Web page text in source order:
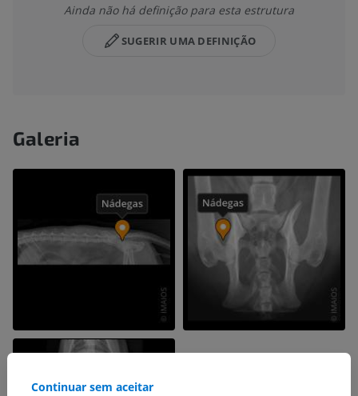
Ainda não há definição para esta estrutura
SUGERIR UMA DEFINIÇÃO
Galeria
Continuar sem aceitar